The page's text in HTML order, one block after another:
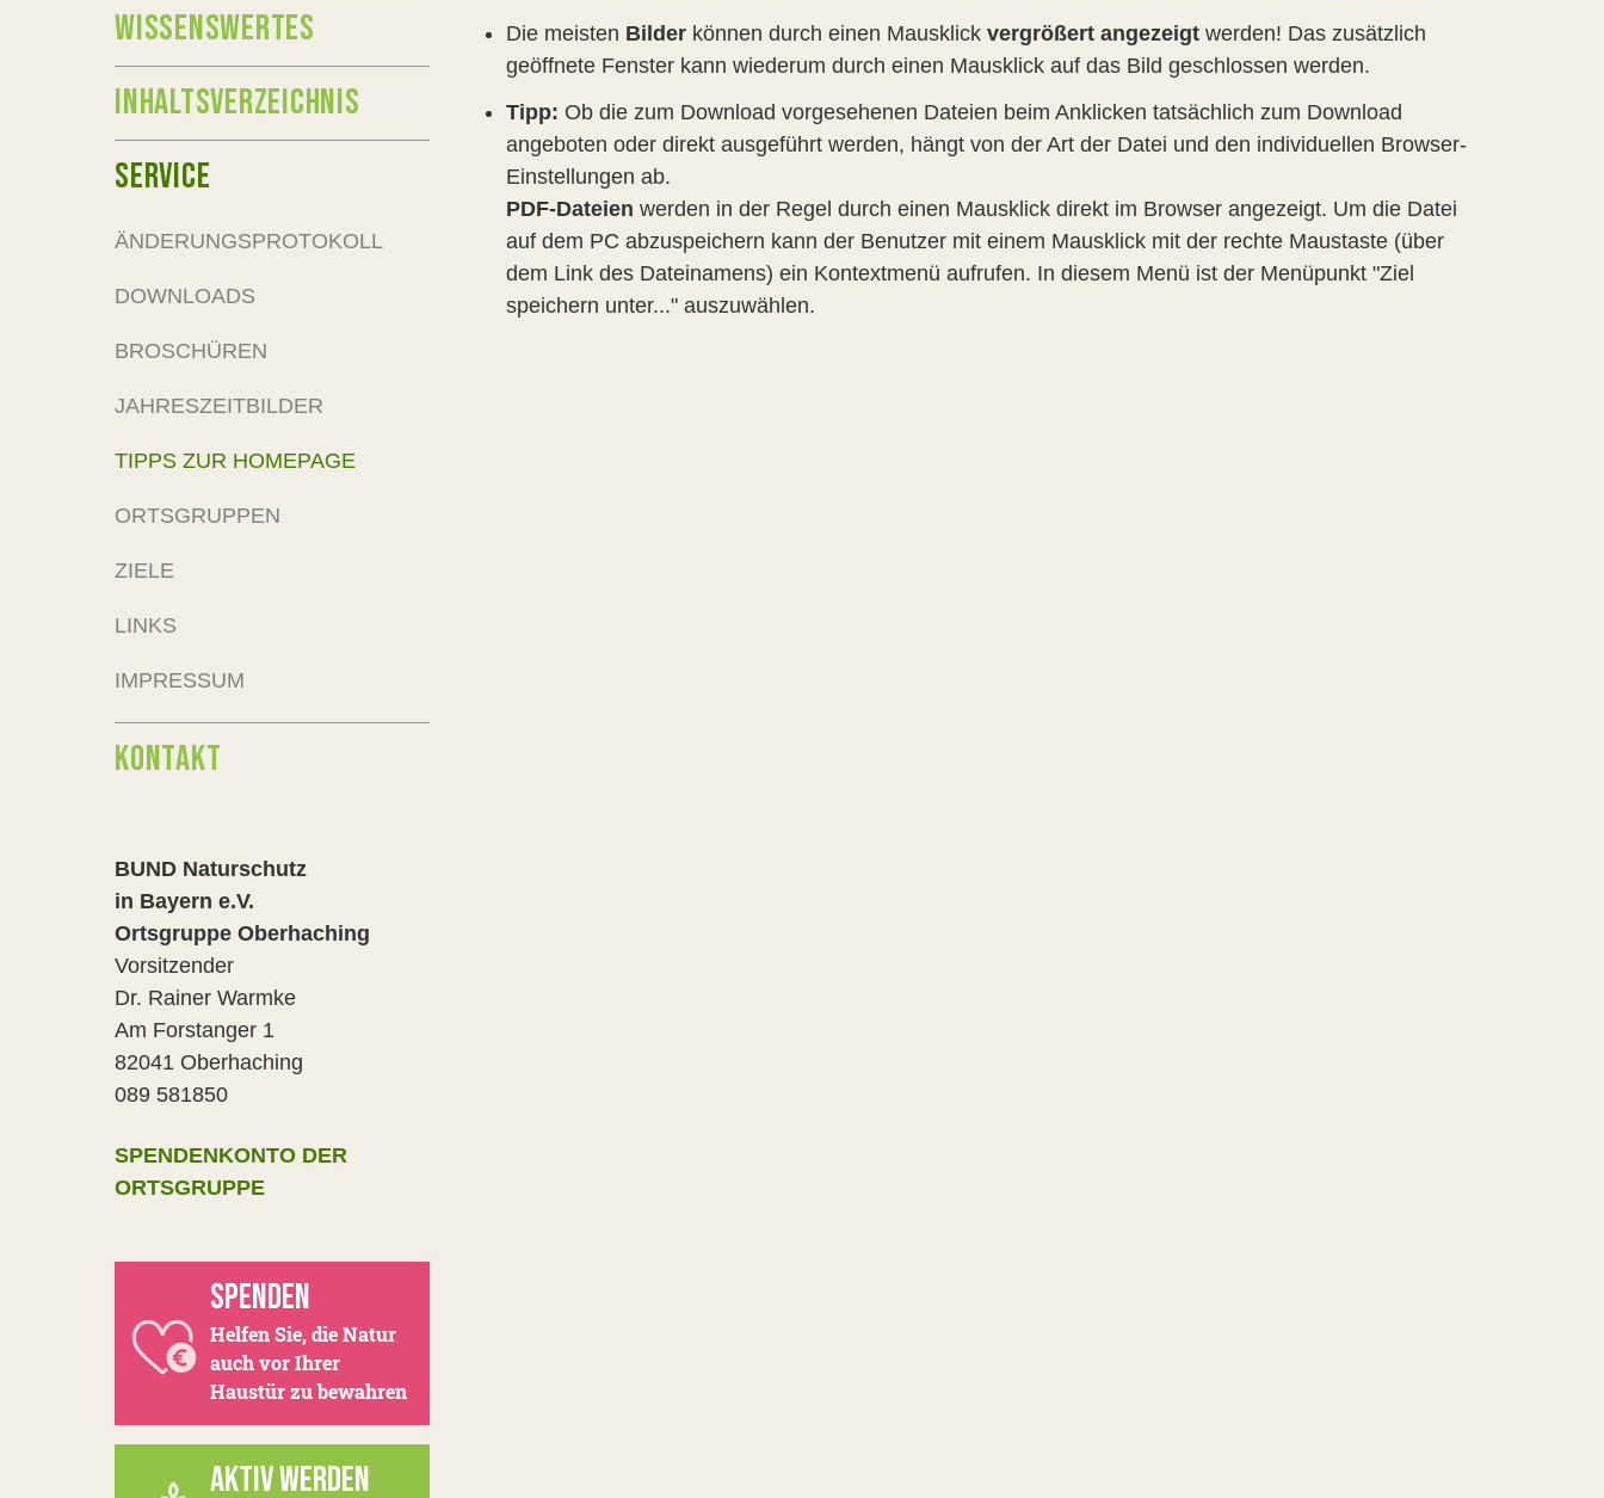
Die meisten Bilder können durch einen Mausklick vergrößert angezeigt werden! Das zusätzlich
geöffnete Fenster kann wiederum durch einen Mausklick auf das Bild geschlossen werden.
Tipp: Ob die zum Download vorgesehenen Dateien beim Anklicken tatsächlich zum Download
angeboten oder direkt ausgeführt werden, hängt von der Art der Datei und den individuellen Browser-
Einstellungen ab.
PDF-Dateien werden in der Regel durch einen Mausklick direkt im Browser angezeigt. Um die Datei
auf dem PC abzuspeichern kann der Benutzer mit einem Mausklick mit der rechte Maustaste (über
dem Link des Dateinamens) ein Kontextmenü aufrufen. In diesem Menü ist der Menüpunkt "Ziel
speichern unter..." auszuwählen.
WISSENSWERTES
INHALTSVERZEICHNIS
SERVICE
ÄNDERUNGSPROTOKOLL
DOWNLOADS
BROSCHÜREN
JAHRESZEITBILDER
TIPPS ZUR HOMEPAGE
ORTSGRUPPEN
ZIELE
LINKS
IMPRESSUM
KONTAKT
BUND Naturschutz
in Bayern e.V.
Ortsgruppe Oberhaching
Vorsitzender
Dr. Rainer Warmke
Am Forstanger 1
82041 Oberhaching
089 581850
SPENDENKONTO DER
ORTSGRUPPE
SPENDEN
Helfen Sie, die Natur
auch vor Ihrer
Haustür zu bewahren
AKTIV WERDEN